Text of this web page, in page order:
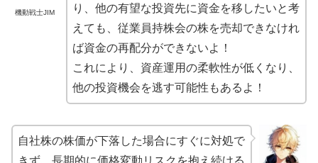
機動戦士JIM
り、他の有望な投資先に資金を移したいと考
えても、従業員持株会の株を売却できなけれ
ば資金の再配分ができないよ！
これにより、資産運用の柔軟性が低くなり、
他の投資機会を逃す可能性もあるよ！
自社株の株価が下落した場合にすぐに対処で